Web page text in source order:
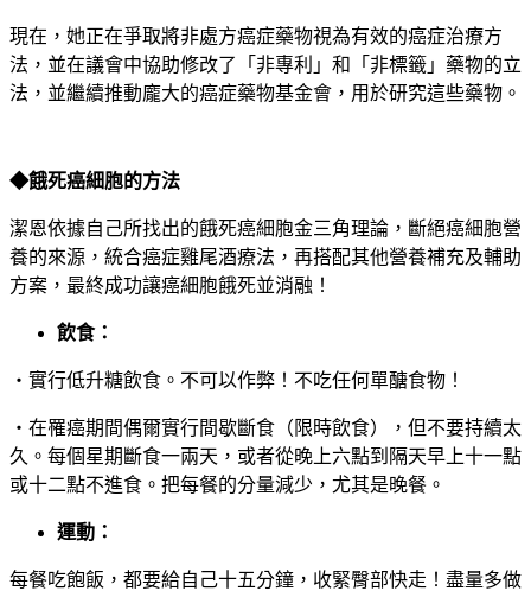
現在，她正在爭取將非處方癌症藥物視為有效的癌症治療方
法，並在議會中協助修改了「非專利」和「非標籤」藥物的立
法，並繼續推動龐大的癌症藥物基金會，用於研究這些藥物。
◆餓死癌細胞的方法
潔恩依據自己所找出的餓死癌細胞金三角理論，斷絕癌細胞營
養的來源，統合癌症雞尾酒療法，再搭配其他營養補充及輔助
方案，最終成功讓癌細胞餓死並消融！
飲食：
‧實行低升糖飲食。不可以作弊！不吃任何單醣食物！
‧在罹癌期間偶爾實行間歇斷食（限時飲食），但不要持續太
久。每個星期斷食一兩天，或者從晚上六點到隔天早上十一點
或十二點不進食。把每餐的分量減少，尤其是晚餐。
運動：
每餐吃飽飯，都要給自己十五分鐘，收緊臀部快走！盡量多做